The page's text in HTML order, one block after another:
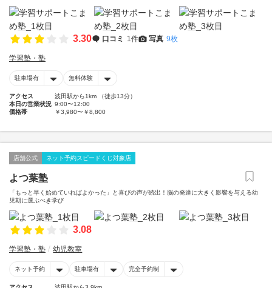
3.30 口コミ 1件 写真 9枚
学習塾・塾
駐車場有 無料体験
アクセス
波田駅から1km （徒歩13分）
本日の営業状況 9:00〜12:00
価格帯
￥3,980〜￥8,800
店舗公式 ネット予約スピードくじ対象店
よつ葉塾
「もっと早く始めていればよかった」と喜びの声が続出！脳の発達に大きく影響を与える幼
児期に選ぶべき学び
3.08
学習塾・塾 幼児教室
ネット予約 駐車場有 完全予約制